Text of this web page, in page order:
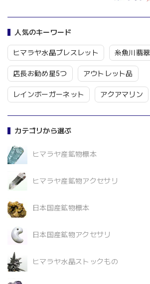
人気のキーワード
ヒマラヤ水晶ブレスレット 糸魚川翡翠
店長お勧め星5つ アウトレット品
レインボーガーネット アクアマリン
カテゴリから選ぶ
ヒマラヤ産鉱物標本
ヒマラヤ産鉱物アクセサリ
日本国産鉱物標本
日本国産鉱物アクセサリ
ヒマラヤ水晶ストックもの